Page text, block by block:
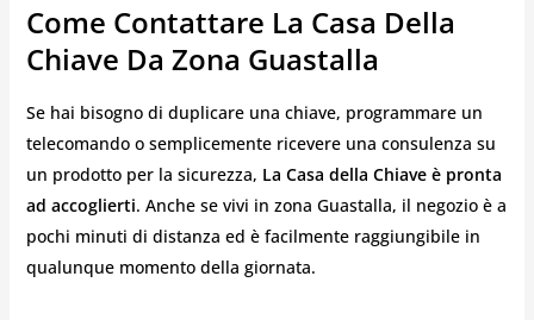
Come Contattare La Casa Della
Chiave Da Zona Guastalla
Se hai bisogno di duplicare una chiave, programmare un
telecomando o semplicemente ricevere una consulenza su
un prodotto per la sicurezza, La Casa della Chiave è pronta
ad accoglierti. Anche se vivi in zona Guastalla, il negozio è a
pochi minuti di distanza ed è facilmente raggiungibile in
qualunque momento della giornata.